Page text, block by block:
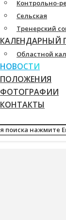
Контрольно-
Сельская
Тренерский
КАЛЕНДАРНЫЙ
Областной
НОВОСТИ
ПОЛОЖЕНИЯ
ФОТОГРАФИИ
КОНТАКТЫ